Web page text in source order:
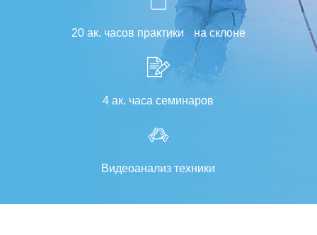
20 ак. часов практики на склоне
4 ак. часа семинаров
Видеоанализ техники